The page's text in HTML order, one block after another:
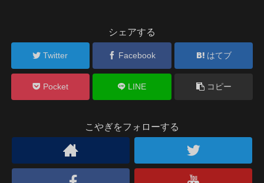
シェアする
Twitter Facebook はてブ
Pocket LINE コピー
こやぎをフォローする